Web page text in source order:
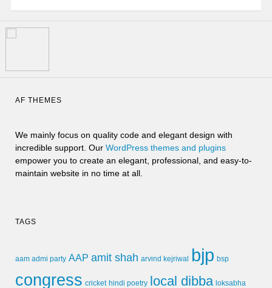
AF THEMES
We mainly focus on quality code and elegant design with
incredible support. Our WordPress themes and plugins
empower you to create an elegant, professional, and easy-to-
maintain website in no time at all.
TAGS
aam admi party AAP amit shah arvind kejriwal bjp bsp
congress cricket hindi poetry local dibba loksabha